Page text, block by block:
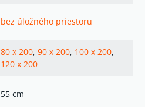
bez úložného priestoru
80 x 200, 90 x 200, 100 x 200,
120 x 200
55 cm